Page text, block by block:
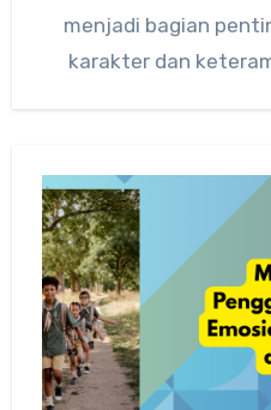
menjadi bagian
karakter dan